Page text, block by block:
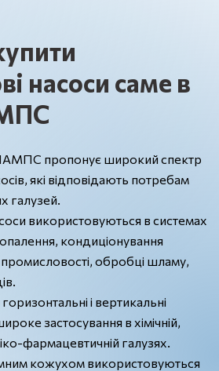
насоси саме в
пропонує широкий спектр
які відповідають потребам
галузей.
використовуються в системах
кондиціонування
промисловості, обробці шламу,
і вертикальні
застосування в хімічній,
фармацевтичній галузях.
кожухом використовуються